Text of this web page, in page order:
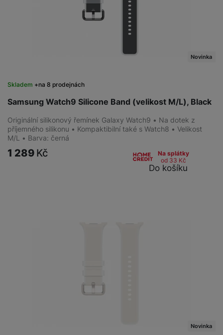
Samsung Watch9 Silicone Band (velikost M/L), Black
Skladem na 8 prodejnách
Novinka
Originální silikonový řemínek Galaxy Watch9 • Na dotek z
příjemného silikonu • Kompaktibilní také s Watch8 • Velikost
M/L • Barva: černá
1 289 Kč
Na splátky
od 33 Kč
Do košíku
Novinka